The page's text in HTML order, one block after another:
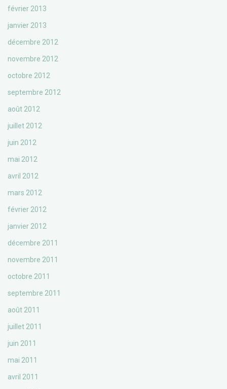
février 2013
janvier 2013
décembre 2012
novembre 2012
octobre 2012
septembre 2012
août 2012
juillet 2012
juin 2012
mai 2012
avril 2012
mars 2012
février 2012
janvier 2012
décembre 2011
novembre 2011
octobre 2011
septembre 2011
août 2011
juillet 2011
juin 2011
mai 2011
avril 2011